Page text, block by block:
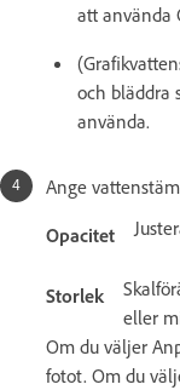
att använda
och bläddra
använda.
Ange
Opacitet
Storlek
eller
Om du väljer
fotot. Om du